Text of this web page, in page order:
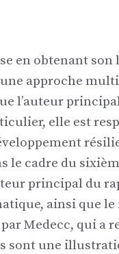
en obtenant
approche
l’auteur
elle est
le cadre du
principal du
ainsi que
Medecc, qui a
sont une